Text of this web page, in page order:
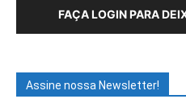
FAÇA LOGIN PARA
Assine nossa Newsletter!